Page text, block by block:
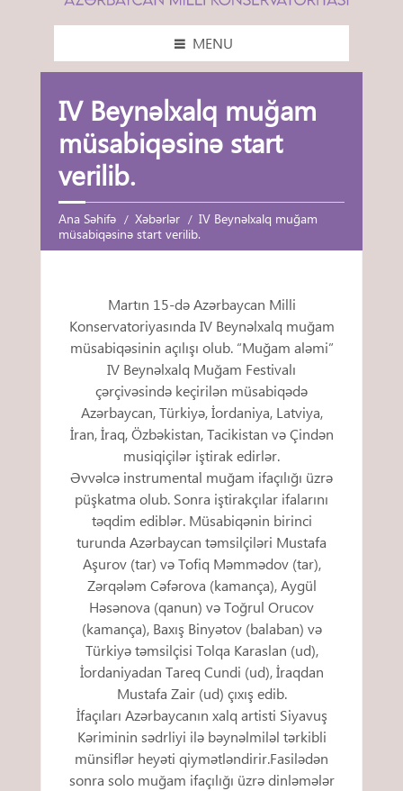
MENU
IV Beynəlxalq muğam
müsabiqəsinə start
verilib.
Ana Səhifə Xəbərlər
IV Beynəlxalq muğam
müsabiqəsinə start verilib.
Martın 15-də Azərbaycan Milli
Konservatoriyasında IV Beynəlxalq muğam
müsabiqəsinin açılışı olub. “Muğam aləmi”
IV Beynəlxalq Muğam Festivalı
çərçivəsində keçirilən müsabiqədə
Azərbaycan, Türkiyə, İordaniya, Latviya,
İran, İraq, Özbəkistan, Tacikistan və Çindən
musiqiçilər iştirak edirlər.
Əvvəlcə instrumental muğam ifaçılığı üzrə
püşkatma olub. Sonra iştirakçılar ifalarını
təqdim ediblər. Müsabiqənin birinci
turunda Azərbaycan təmsilçiləri Mustafa
Aşurov (tar) və Tofiq Məmmədov (tar),
Zərqələm Cəfərova (kamança), Aygül
Həsənova (qanun) və Toğrul Orucov
(kamança), Baxış Binyətov (balaban) və
Türkiyə təmsilçisi Tolqa Karaslan (ud),
İordaniyadan Tareq Cundi (ud), İraqdan
Mustafa Zair (ud) çıxış edib.
İfaçıları Azərbaycanın xalq artisti Siyavuş
Kəriminin sədrliyi ilə bəynəlmiləl tərkibli
münsiflər heyəti qiymətləndirir.Fasilədən
sonra solo muğam ifaçılığı üzrə dinləmələr